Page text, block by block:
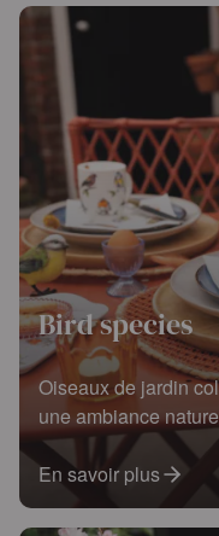
Bird species
Oiseaux de jardin
une ambiance
En savoir plus